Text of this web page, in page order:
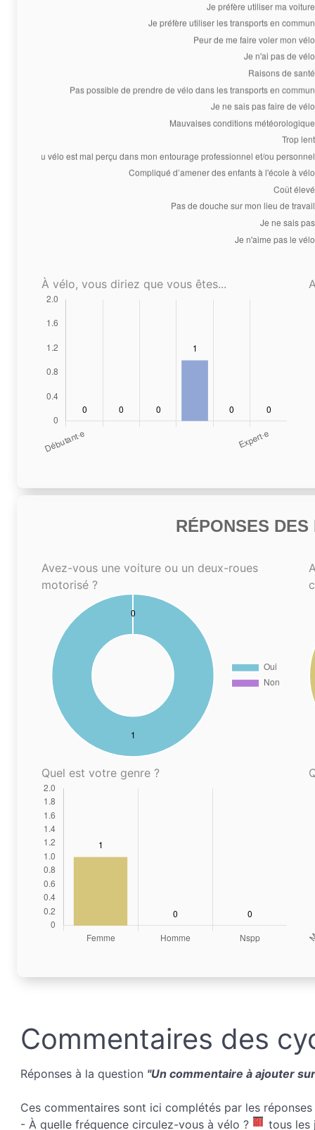
À vélo, vous diriez que vous êtes...
RÉPONSES
Avez-vous une voiture ou un deux-roues
motorisé ?
Quel est votre genre ?
Commentaires des
Réponses à la question "Un commentaire à ajouter
Ces commentaires sont ici complétés par les
- À quelle fréquence circulez-vous à vélo ?
tous les